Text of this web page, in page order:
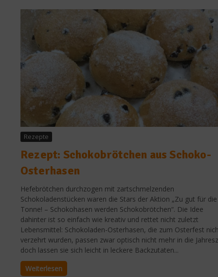
Rezepte
Rezept: Schokobrötchen aus Schoko-
Osterhasen
Hefebrötchen durchzogen mit zartschmelzenden
Schokoladenstücken waren die Stars der Aktion „Zu gut für die
Tonne! – Schokohasen werden Schokobrötchen“. Die Idee
dahinter ist so einfach wie kreativ und rettet nicht zuletzt
Lebensmittel: Schokoladen-Osterhasen, die zum Osterfest
verzehrt wurden, passen zwar optisch nicht mehr in die
doch lassen sie sich leicht in leckere Backzutaten...
Weiterlesen